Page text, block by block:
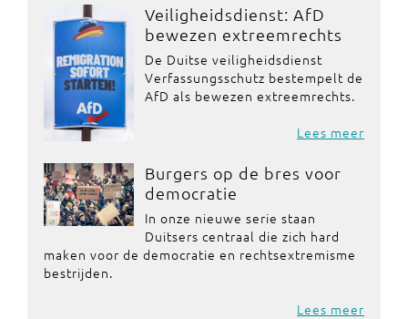
Veiligheidsdienst: AfD
bewezen extreemrechts
De Duitse veiligheidsdienst
Verfassungsschutz bestempelt de
AfD als bewezen extreemrechts.
Lees meer
Burgers op de bres voor
democratie
In onze nieuwe serie staan
Duitsers centraal die zich hard
maken voor de democratie en rechtsextremisme
bestrijden.
Lees meer